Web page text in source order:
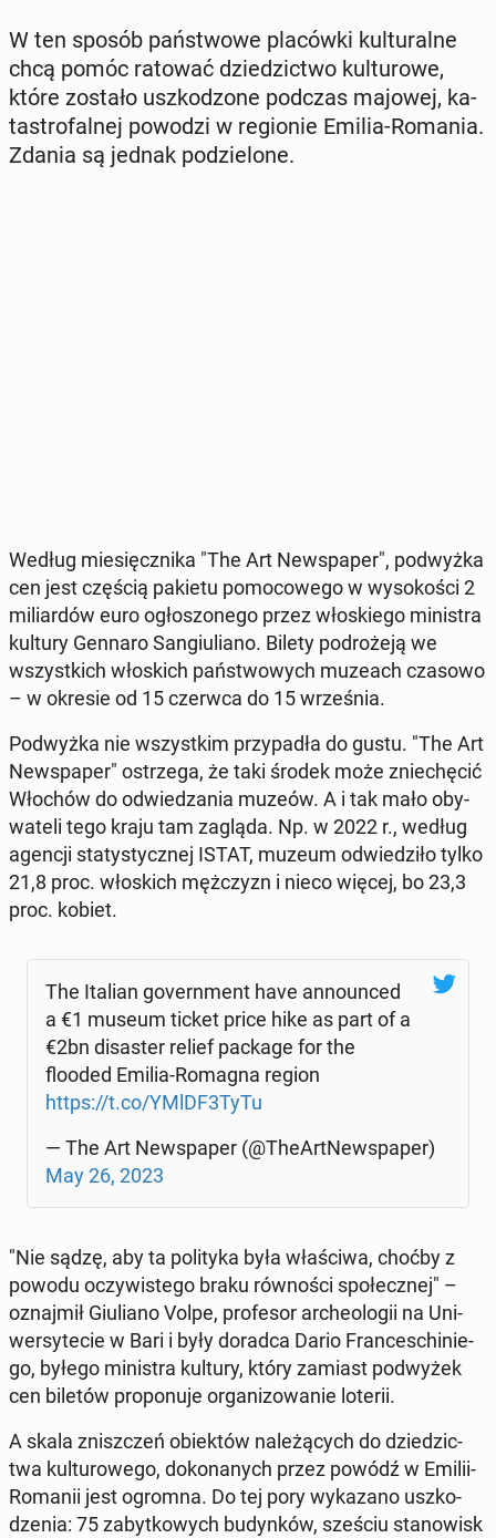
W ten sposób pań­stwo­we pla­ców­ki kul­tu­ral­ne
chcą pomóc ratować dzie­dzic­two kul­tu­ro­we,
które zostało uszko­dzo­ne podczas majowej, ka­
ta­stro­fal­nej powodzi w re­gio­nie Emilia-Romania.
Zdania są jednak po­dzie­lo­ne.
Według mie­sięcz­ni­ka "The Art New­spa­per", pod­wyż­ka
cen jest częścią pakietu po­mo­co­we­go w wy­so­ko­ści 2
mi­liar­dów euro ogło­szo­ne­go przez wło­skie­go mi­ni­stra
kultury Gennaro San­giu­lia­no. Bilety po­dro­że­ją we
wszyst­kich wło­skich pań­stwo­wych muzeach czasowo
– w okresie od 15 czerwca do 15 wrze­śnia.
Pod­wyż­ka nie wszyst­kim przy­pa­dła do gustu. "The Art
New­spa­per" ostrze­ga, że taki środek może znie­chę­cić
Włochów do od­wie­dza­nia muzeów. A i tak mało oby­
wa­te­li tego kraju tam zagląda. Np. w 2022 r., według
agencji sta­ty­stycz­nej ISTAT, muzeum od­wie­dzi­ło tylko
21,8 proc. wło­skich męż­czyzn i nieco więcej, bo 23,3
proc. kobiet.
The Italian go­vern­ment have an­no­un­ced
a €1 museum ticket price hike as part of a
€2bn di­sa­ster relief package for the
flooded Emilia-Romagna region
https://t.co/YMlDF3TyTu
— The Art New­spa­per (@The­Art­New­spa­per)
May 26, 2023
"Nie sądzę, aby ta po­li­ty­ka była wła­ści­wa, choćby z
powodu oczy­wi­ste­go braku rów­no­ści spo­łecz­nej" –
oznaj­mił Giu­lia­no Volpe, pro­fe­sor ar­che­olo­gii na Uni­
wer­sy­te­cie w Bari i były doradca Dario Fran­ce­schi­nie­
go, byłego mi­ni­stra kultury, który zamiast pod­wy­żek
cen biletów pro­po­nu­je or­ga­ni­zo­wa­nie loterii.
A skala znisz­czeń obiek­tów na­le­żą­cych do dzie­dzic­
twa kul­tu­ro­we­go, do­ko­na­nych przez powódź w Emilii-
Romanii jest ogromna. Do tej pory wy­ka­za­no uszko­
dze­nia: 75 za­byt­ko­wych bu­dyn­ków, sześciu sta­no­wisk